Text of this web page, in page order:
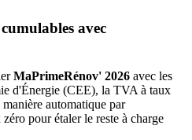
avec
MaPrimeRénov' 2026 avec les
d'Énergie (CEE), la TVA à taux
automatique par
pour étaler le reste à charge